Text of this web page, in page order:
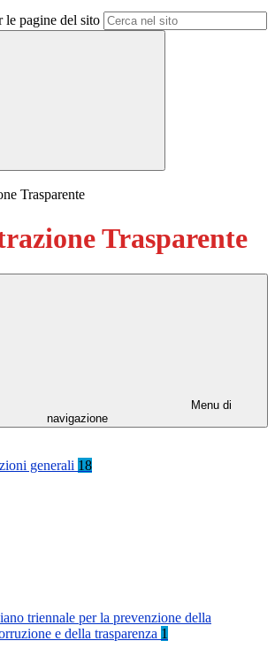
le pagine del sito
Trasparente
Trasparente
Menu di
navigazione
generali 18
triennale per la prevenzione della
e della trasparenza 1